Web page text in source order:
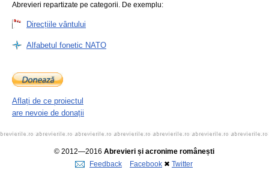
Abrevieri repartizate pe categorii. De exemplu:
Direcțiile vântului
Alfabetul fonetic NATO
Aflați de ce proiectul
are nevoie de donații
© 2012—2016 Abrevieri și acronime românești
Feedback
Facebook ✖ Twitter